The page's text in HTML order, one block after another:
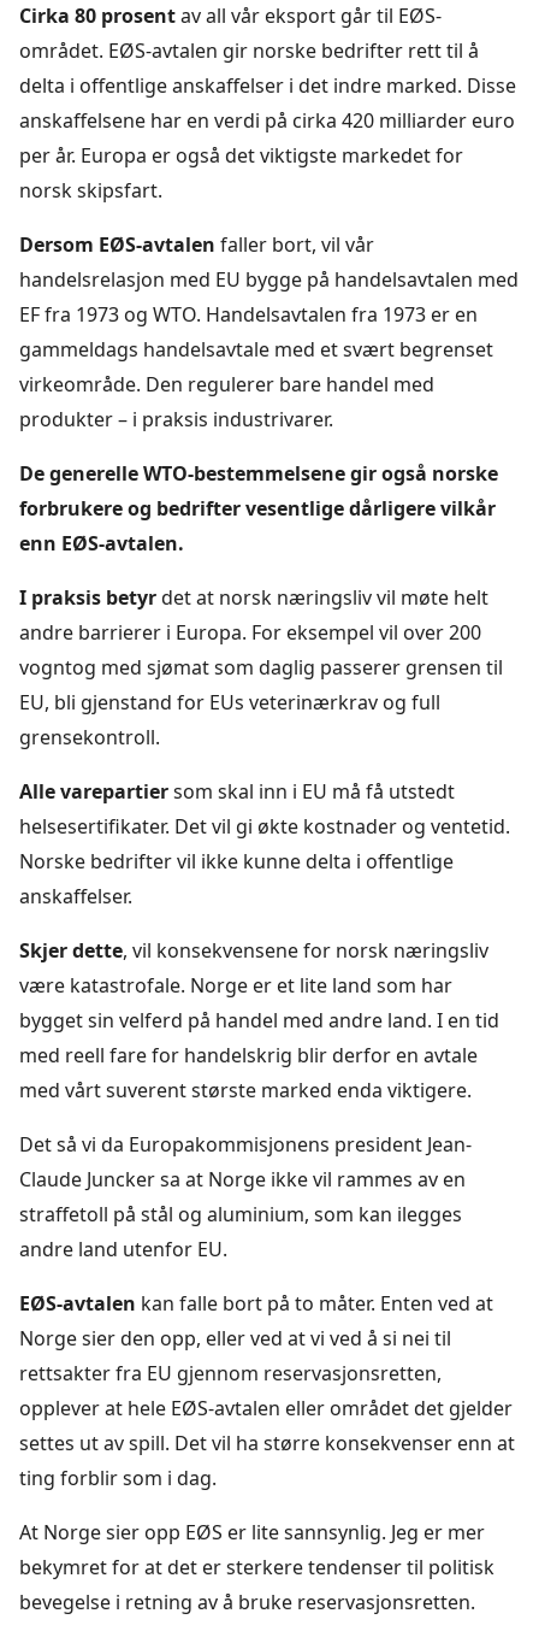
Cirka 80 prosentav all vår eksport går til EØS-
området. EØS-avtalen gir norske bedrifter rett til å
delta i offentlige anskaffelser i det indre marked. Disse
anskaffelsene har en verdi på cirka 420 milliarder euro
per år. Europa er også det viktigste markedet for
norsk skipsfart.
Dersom EØS-avtalen faller bort, vil vår
handelsrelasjon med EU bygge på handelsavtalen med
EF fra 1973 og WTO. Handelsavtalen fra 1973 er en
gammeldags handelsavtale med et svært begrenset
virkeområde. Den regulerer bare handel med
produkter – i praksis industrivarer.
De generelle WTO-bestemmelsene gir også norske
forbrukere og bedrifter vesentlige dårligere vilkår
enn EØS-avtalen.
I praksis betyrdet at norsk næringsliv vil møte helt
andre barrierer i Europa. For eksempel vil over 200
vogntog med sjømat som daglig passerer grensen til
EU, bli gjenstand for EUs veterinærkrav og full
grensekontroll.
Alle varepartiersom skal inn i EU må få utstedt
helsesertifikater. Det vil gi økte kostnader og ventetid.
Norske bedrifter vil ikke kunne delta i offentlige
anskaffelser.
Skjer dette, vil konsekvensene for norsk næringsliv
være katastrofale. Norge er et lite land som har
bygget sin velferd på handel med andre land. I en tid
med reell fare for handelskrig blir derfor en avtale
med vårt suverent største marked enda viktigere.
Det så vi da Europakommisjonens president Jean-
Claude Juncker sa at Norge ikke vil rammes av en
straffetoll på stål og aluminium, som kan ilegges
andre land utenfor EU.
EØS-avtalen kan falle bort på to måter. Enten ved at
Norge sier den opp, eller ved at vi ved å si nei til
rettsakter fra EU gjennom reservasjonsretten,
opplever at hele EØS-avtalen eller området det gjelder
settes ut av spill. Det vil ha større konsekvenser enn at
ting forblir som i dag.
At Norge sier opp EØS er lite sannsynlig. Jeg er mer
bekymret for at det er sterkere tendenser til politisk
bevegelse i retning av å bruke reservasjonsretten.